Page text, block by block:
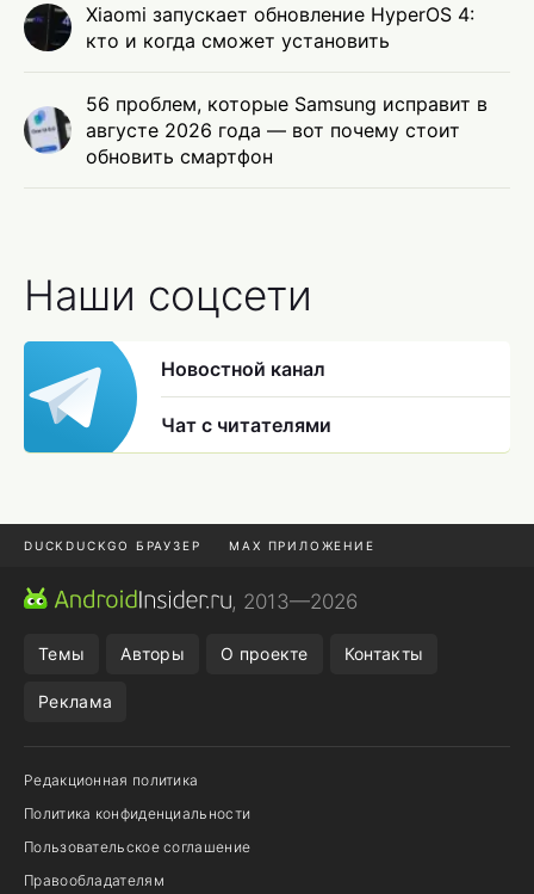
Xiaomi запускает обновление HyperOS 4:
кто и когда сможет установить
56 проблем, которые Samsung исправит в
августе 2026 года — вот почему стоит
обновить смартфон
Наши соцсети
Новостной канал
Чат с читателями
DUCKDUCKGO БРАУЗЕР MAX ПРИЛОЖЕНИЕ
ПРИЛОЖЕНИЯ ANDROID
, 2013—2026
Темы Авторы О проекте Контакты
Реклама
Редакционная политика
Политика конфиденциальности
Пользовательское соглашение
Правообладателям